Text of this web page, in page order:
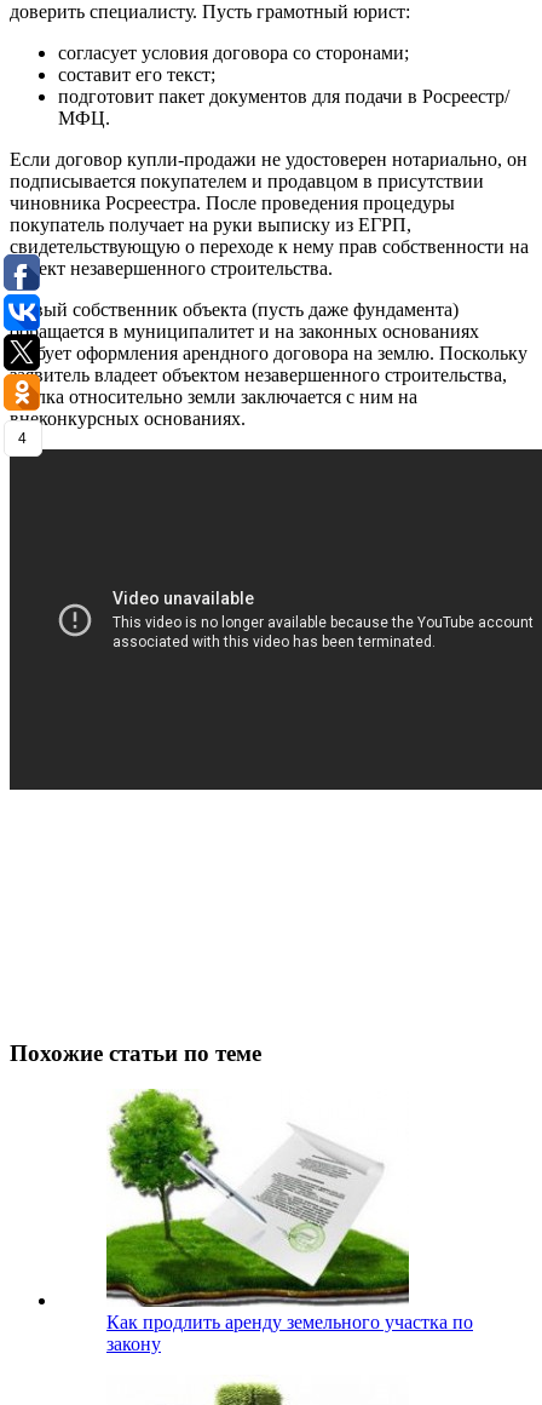
доверить специалисту. Пусть грамотный юрист:
согласует условия договора со сторонами;
составит его текст;
подготовит пакет документов для подачи в Росреестр/
МФЦ.
Если договор купли-продажи не удостоверен нотариально, он
подписывается покупателем и продавцом в присутствии
чиновника Росреестра. После проведения процедуры
покупатель получает на руки выписку из ЕГРП,
свидетельствующую о переходе к нему прав собственности на
объект незавершенного строительства.
Новый собственник объекта (пусть даже фундамента)
обращается в муниципалитет и на законных основаниях
требует оформления арендного договора на землю. Поскольку
заявитель владеет объектом незавершенного строительства,
сделка относительно земли заключается с ним на
внеконкурсных основаниях.
Похожие статьи по теме
Как продлить аренду земельного участка по
закону
4